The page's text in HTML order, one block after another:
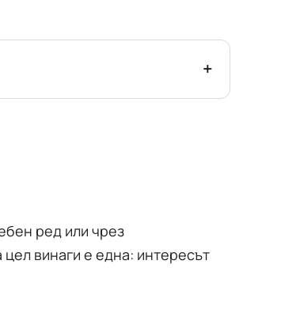
ред или чрез
винаги е една: интересът